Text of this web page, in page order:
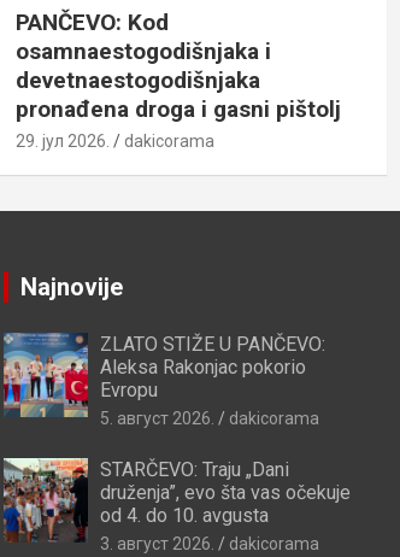
PANČEVO: Kod
osamnaestogodišnjaka i
devetnaestogodišnjaka
pronađena droga i gasni pištolj
29. јул 2026. dakicorama
Najnovije
ZLATO STIŽE U PANČEVO:
Aleksa Rakonjac pokorio
Evropu
5. август 2026. dakicorama
STARČEVO: Traju „Dani
druženja”, evo šta vas očekuje
od 4. do 10. avgusta
3. август 2026. dakicorama